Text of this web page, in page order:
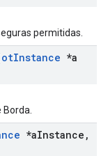
permitidas.
otInstance *a
*aInstance ,